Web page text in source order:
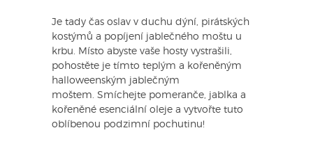
Je tady čas oslav v duchu dýní, pirátských
kostýmů a popíjení jablečného moštu u
krbu. Místo abyste vaše hosty vystrašili,
pohostěte je tímto teplým a kořeněným
halloweenským jablečným
moštem. Smíchejte pomeranče, jablka a
kořeněné esenciální oleje a vytvořte tuto
oblíbenou podzimní pochutinu!